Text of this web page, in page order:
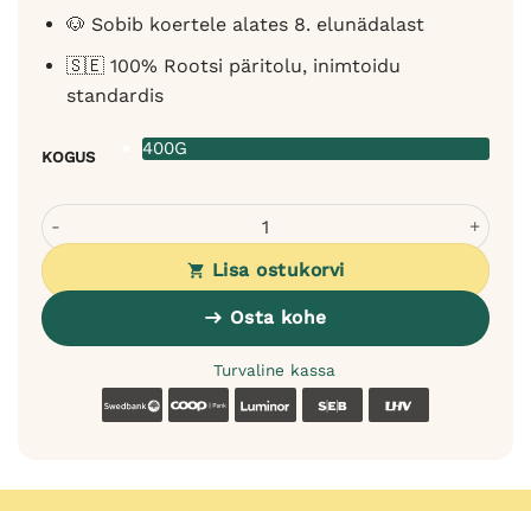
🐶 Sobib koertele alates 8. elunädalast
🇸🇪 100% Rootsi päritolu, inimtoidu
standardis
KOGUS 400G
European Pet Pharmacy Rehydration elektrolüüdid
Lisa ostukorvi
Osta kohe
Turvaline kassa
SwedbankCoop Luminor SEB